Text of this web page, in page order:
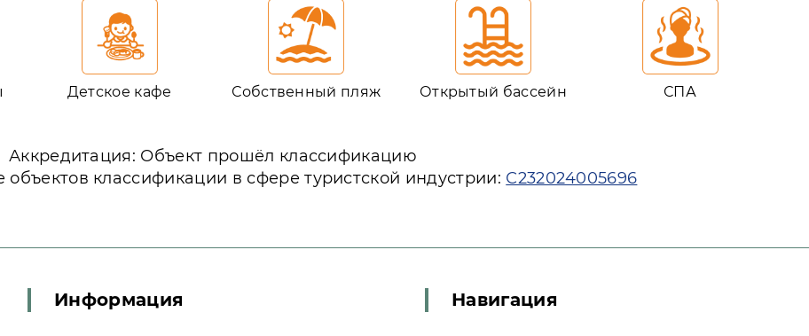
Детское кафе Собственный пляж Открытый бассейн СПА
Аккредитация: Объект прошёл классификацию
классификации в сфере туристской индустрии: С232024005696
Информация Навигация